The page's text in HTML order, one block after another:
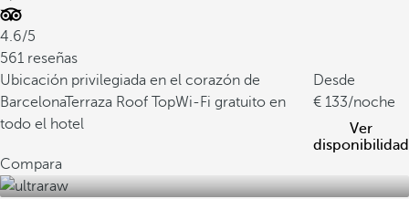
4.6/5
561 reseñas
Ubicación privilegiada en el corazón de
BarcelonaTerraza Roof TopWi-Fi gratuito en
todo el hotel
Desde
133/noche
Ver
disponibilidad
Compara